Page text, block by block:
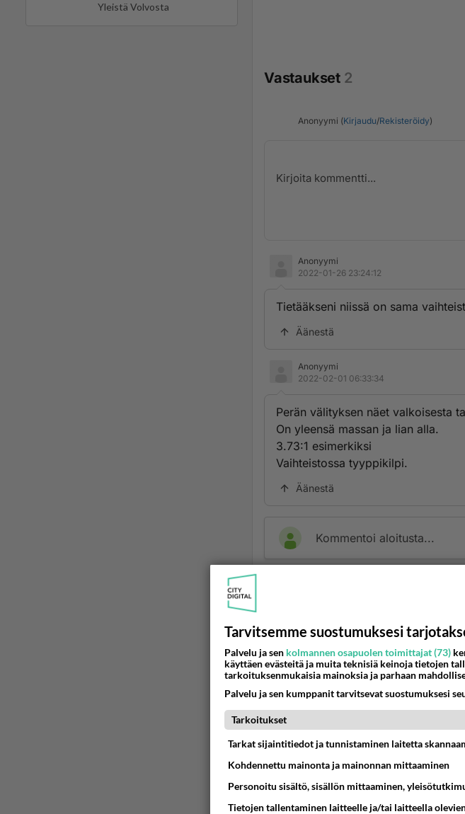
Yleistä Volvosta
Vastaukset 2
Anonyymi (Kirjaudu/Rekisteröidy)
Anonyymi
2022-01-26 23:24:12
Tietääkseni niissä on sama
Äänestä
Anonyymi
2022-02-01 06:33:34
Perän välityksen näet valkoisesta
On yleensä massan ja lian alla.
3.73:1 esimerkiksi
Vaihteistossa tyyppikilpi.
Äänestä
Kommentoi aloitusta...
LUETUIMMAT KESKUSTELUT
KUUKAUSI
Mitä tuot pöytään parisuhteessa?
04.08.2026 16:53
Sinkut
Martinan bisneksillä ei mene hyvin
Kotimaiset
Tarvitsemme suostumuksesi
Palvelu ja sen kolmannen osapuolen toimittajat (73)
käyttäen evästeitä ja muita teknisiä keinoja tietojen
tarkoituksenmukaisia mainoksia ja parhaan
Palvelu ja sen kumppanit tarvitsevat suostumuksesi
Tarkoitukset
Tarkat sijaintitiedot ja tunnistaminen laitetta
Kohdennettu mainonta ja mainonnan mittaaminen
Personoitu sisältö, sisällön mittaaminen,
Tietojen tallentaminen laitteelle ja/tai laitteella